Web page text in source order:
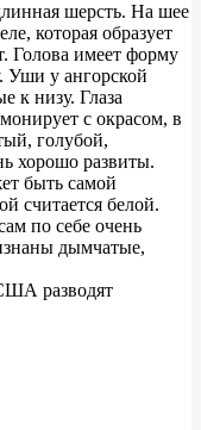
шерсть. На шее
которая образует
Голова имеет форму
Уши у ангорской
к низу. Глаза
с окрасом, в
голубой,
хорошо развиты.
быть самой
считается белой.
по себе очень
дымчатые,
разводят